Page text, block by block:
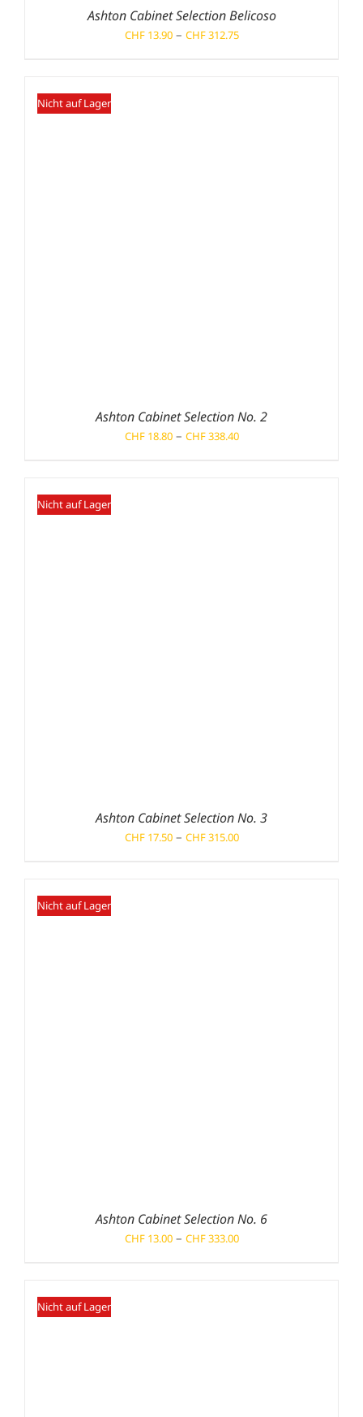
Ashton Cabinet Selection Belicoso
CHF13.90 – CHF312.75Preisspanne:
Nicht auf Lager
Ashton Cabinet Selection No. 2
CHF18.80 – CHF338.40Preisspanne:
Nicht auf Lager
Ashton Cabinet Selection No. 3
CHF17.50 – CHF315.00Preisspanne:
Nicht auf Lager
Ashton Cabinet Selection No. 6
CHF13.00 – CHF333.00Preisspanne:
Nicht auf Lager